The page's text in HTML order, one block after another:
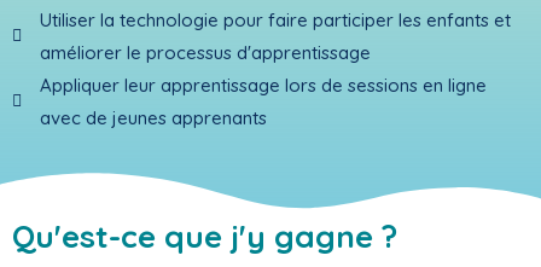
Utiliser la technologie pour faire participer les enfants et
améliorer le processus d'apprentissage
Appliquer leur apprentissage lors de sessions en ligne
avec de jeunes apprenants
Qu'est-ce que j'y gagne ?